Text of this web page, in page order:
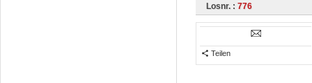
Losnr. : 776
Teilen